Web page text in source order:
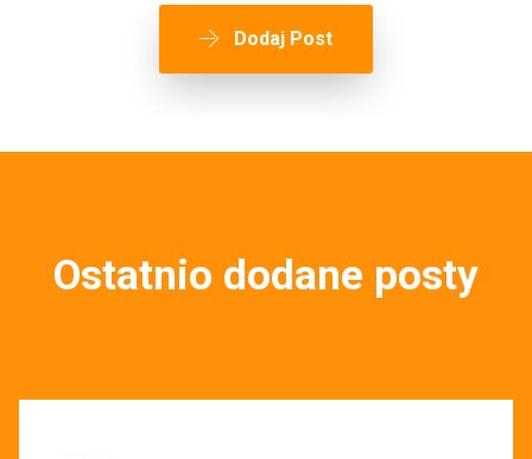
Dodaj Post
Ostatnio dodane posty